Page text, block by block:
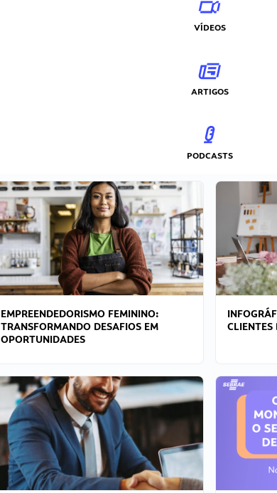
VÍDEOS
ARTIGOS
PODCASTS
EMPREENDEDORISMO FEMININO:
TRANSFORMANDO DESAFIOS EM
OPORTUNIDADES
CLIENTES